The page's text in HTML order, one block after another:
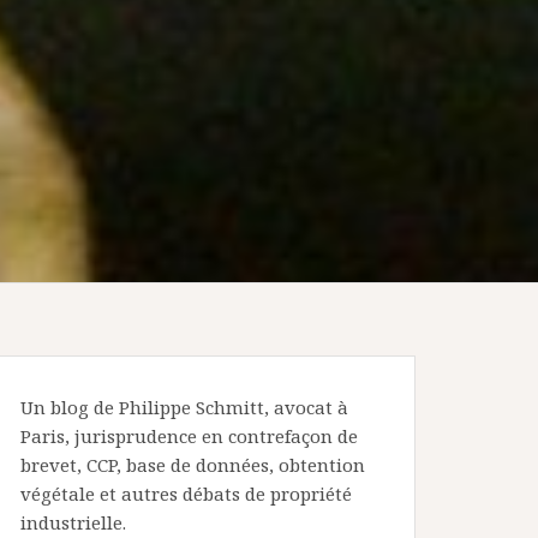
Un blog de Philippe Schmitt, avocat à
Paris, jurisprudence en contrefaçon de
brevet, CCP, base de données, obtention
végétale et autres débats de propriété
industrielle.